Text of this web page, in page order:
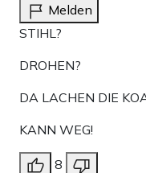
Melden
STIHL?
DROHEN?
DA LACHEN DIE
KANN WEG!
8